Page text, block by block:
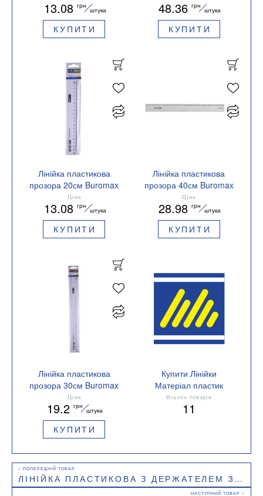
13.08 грн
штука
КУПИТИ
48.36 грн
штука
КУПИТИ
Лінійка пластикова
прозора 20см Buromax
BM.5826-20
Ціна
13.08 грн
штука
КУПИТИ
Лінійка пластикова
прозора 40см Buromax
BM.5826-40
Ціна
28.98 грн
штука
КУПИТИ
Лінійка пластикова
прозора 30см Buromax
BM.5826-30
Ціна
19.2 грн
штука
КУПИТИ
Купити Лінійки
Матеріал пластик
Всього товарів
11
ЛІНІЙКА ПЛАСТИКОВА З ДЕРЖАТЕЛЕМ 30СМ BUROMAX BM.5828-30